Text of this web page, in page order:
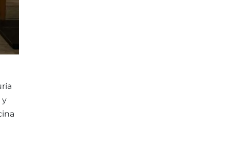
y